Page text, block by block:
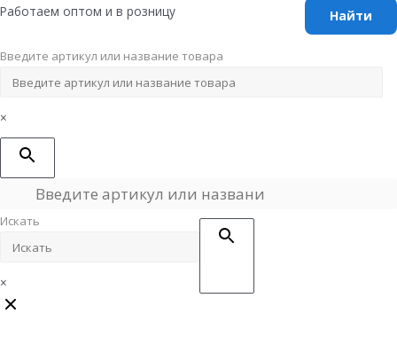
Перейти
содержимому
Работаем оптом и в розницу
Введите артикул или название товара
×
Искать
×